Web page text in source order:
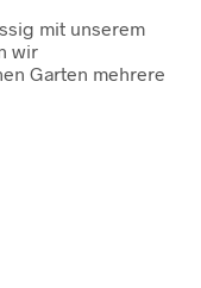
mit unserem
wir
Garten mehrere